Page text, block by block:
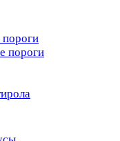
пороги